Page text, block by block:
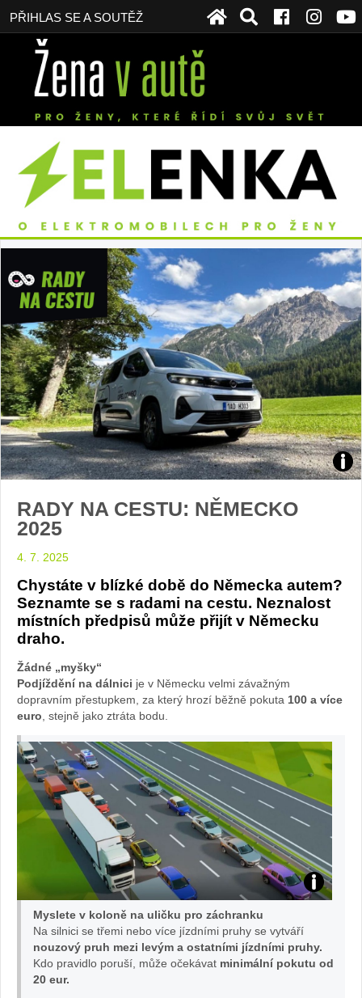
PŘIHLAS SE A SOUTĚŽ
RADY NA CESTU: NĚMECKO
2025
4. 7. 2025
Chystáte v blízké době do Německa autem?
Seznamte se s radami na cestu. Neznalost
místních předpisů může přijít v Německu
draho.
Žádné „myšky“
Podjíždění na dálnici je v Německu velmi závažným
dopravním přestupkem, za který hrozí běžně pokuta 100 a více
euro , stejně jako ztráta bodu.
ulička
foto
Myslete v koloně na uličku pro záchranku
Na silnici se třemi nebo více jízdními pruhy se vytváří
nouzový pruh mezi levým a ostatními jízdními pruhy.
Kdo pravidlo poruší, může očekávat minimální pokutu od
20 eur.